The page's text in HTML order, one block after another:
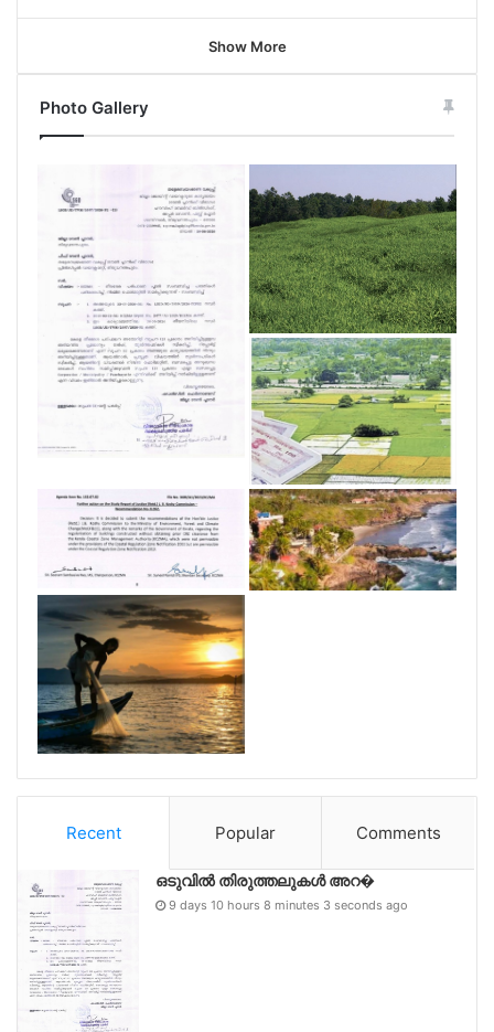
Show More
Photo Gallery
Recent Popular Comments
ഒടുവിൽ തിരുത്തലുകൾ അറ�
9 days 10 hours 8 minutes 3 seconds ago